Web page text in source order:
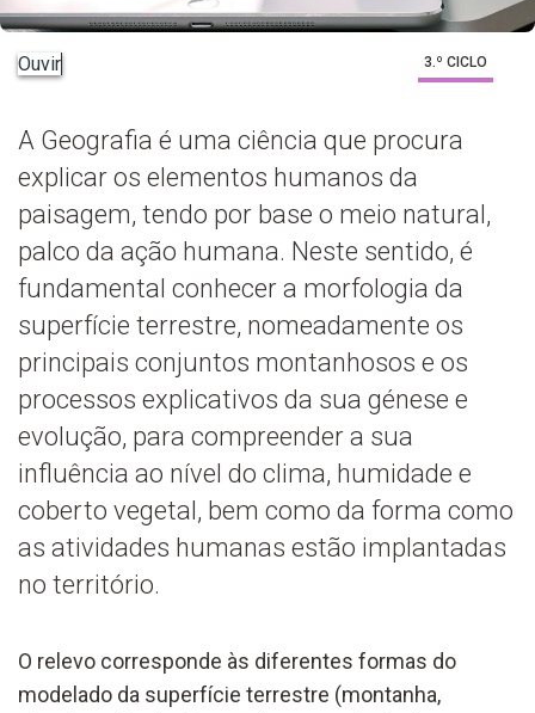
Ouvir 3.º CICLO
A Geografia é uma ciência que procura
explicar os elementos humanos da
paisagem, tendo por base o meio natural,
palco da ação humana. Neste sentido, é
fundamental conhecer a morfologia da
superfície terrestre, nomeadamente os
principais conjuntos montanhosos e os
processos explicativos da sua génese e
evolução, para compreender a sua
influência ao nível do clima, humidade e
coberto vegetal, bem como da forma como
as atividades humanas estão implantadas
no território.
O relevo corresponde às diferentes formas do
modelado da superfície terrestre (montanha,